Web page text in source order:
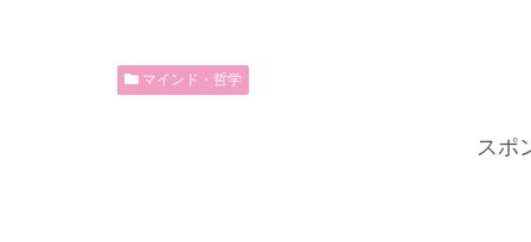
マインド・哲学
スポ